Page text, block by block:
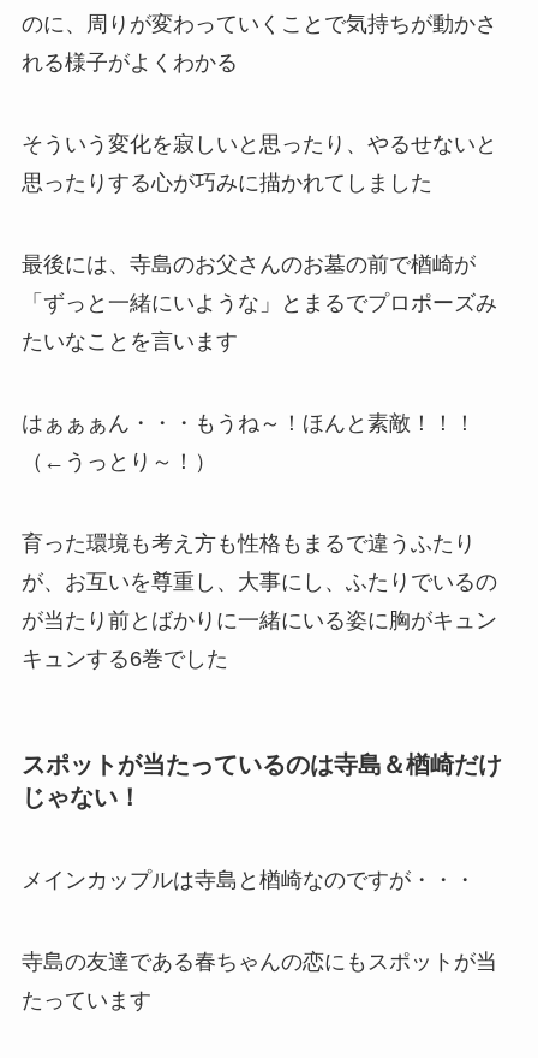
のに、周りが変わっていくことで気持ちが動かさ
れる様子がよくわかる
そういう変化を寂しいと思ったり、やるせないと
思ったりする心が巧みに描かれてしました
最後には、寺島のお父さんのお墓の前で楢崎が
「ずっと一緒にいような」とまるでプロポーズみ
たいなことを言います
はぁぁぁん・・・もうね～！ほんと素敵！！！
（←うっとり～！）
育った環境も考え方も性格もまるで違うふたり
が、お互いを尊重し、大事にし、ふたりでいるの
が当たり前とばかりに一緒にいる姿に胸がキュン
キュンする6巻でした
スポットが当たっているのは寺島＆楢崎だけ
じゃない！
メインカップルは寺島と楢崎なのですが・・・
寺島の友達である春ちゃんの恋にもスポットが当
たっています